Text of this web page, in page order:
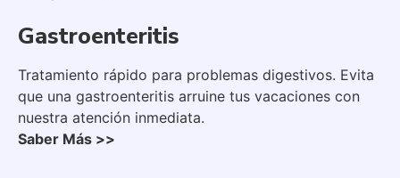
Gastroenteritis
Tratamiento rápido para problemas digestivos. Evita
que una gastroenteritis arruine tus vacaciones con
nuestra atención inmediata.
Saber Más >>